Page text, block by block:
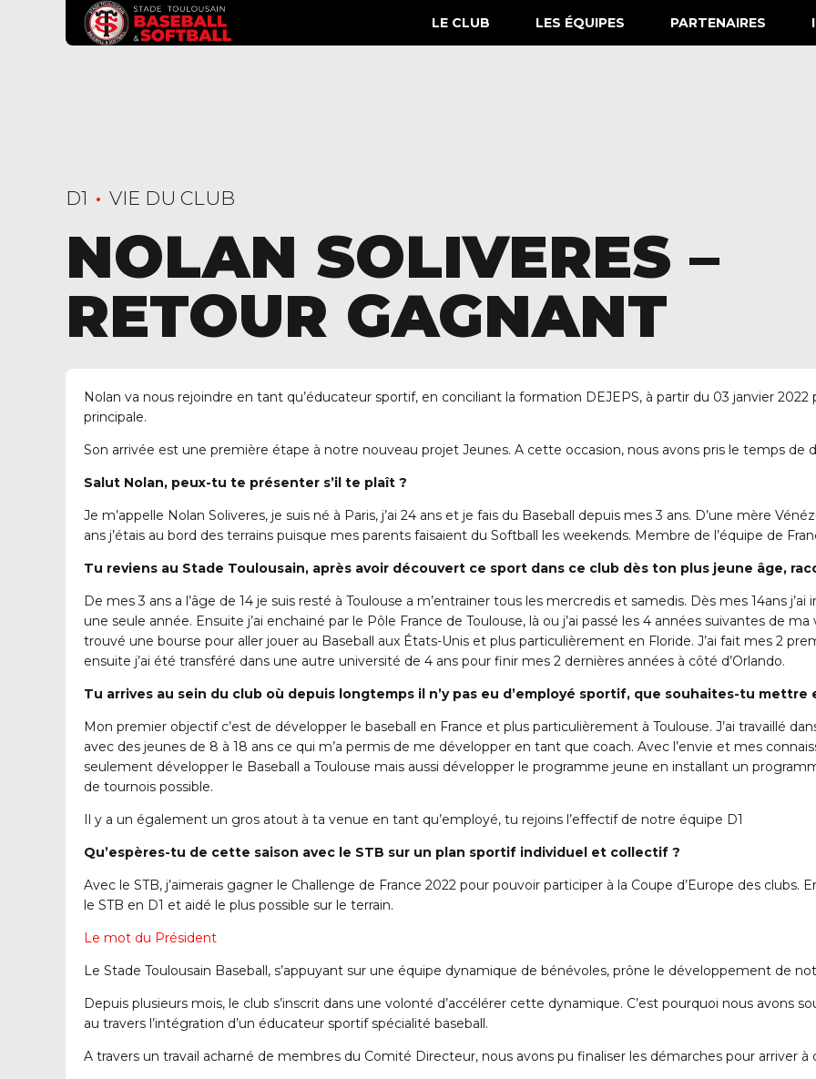
LE CLUB LES ÉQUIPES PARTENAIRES
D1 VIE DU CLUB
NOLAN SOLIVERES –
RETOUR GAGNANT
Nolan va nous rejoindre en tant qu’éducateur sportif, en conciliant la formation DEJEPS, à partir du 03 janvier
principale.
Son arrivée est une première étape à notre nouveau projet Jeunes. A cette occasion, nous avons pris le temps de
Salut Nolan, peux-tu te présenter s’il te plaît ?
Je m’appelle Nolan Soliveres, je suis né à Paris, j’ai 24 ans et je fais du Baseball depuis mes 3 ans. D’une mère
ans j’étais au bord des terrains puisque mes parents faisaient du Softball les weekends. Membre de l’équipe de
Tu reviens au Stade Toulousain, après avoir découvert ce sport dans ce club dès ton plus jeune âge,
De mes 3 ans a l’âge de 14 je suis resté à Toulouse a m’entrainer tous les mercredis et samedis. Dès mes 14ans
une seule année. Ensuite j’ai enchainé par le Pôle France de Toulouse, là ou j’ai passé les 4 années suivantes de ma
trouvé une bourse pour aller jouer au Baseball aux États-Unis et plus particulièrement en Floride. J’ai fait mes 2
ensuite j’ai été transféré dans une autre université de 4 ans pour finir mes 2 dernières années à côté d’Orlando.
Tu arrives au sein du club où depuis longtemps il n’y pas eu d’employé sportif, que souhaites-tu mettre
Mon premier objectif c’est de développer le baseball en France et plus particulièrement à Toulouse. J’ai travaillé
avec des jeunes de 8 à 18 ans ce qui m’a permis de me développer en tant que coach. Avec l’envie et mes
seulement développer le Baseball a Toulouse mais aussi développer le programme jeune en installant un
de tournois possible.
Il y a un également un gros atout à ta venue en tant qu’employé, tu rejoins l’effectif de notre équipe D1
Qu’espères-tu de cette saison avec le STB sur un plan sportif individuel et collectif ?
Avec le STB, j’aimerais gagner le Challenge de France 2022 pour pouvoir participer à la Coupe d’Europe des clubs.
le STB en D1 et aidé le plus possible sur le terrain.
Le mot du Président
Le Stade Toulousain Baseball, s’appuyant sur une équipe dynamique de bénévoles, prône le développement de
Depuis plusieurs mois, le club s’inscrit dans une volonté d’accélérer cette dynamique. C’est pourquoi nous avons
au travers l’intégration d’un éducateur sportif spécialité baseball.
A travers un travail acharné de membres du Comité Directeur, nous avons pu finaliser les démarches pour arriver à